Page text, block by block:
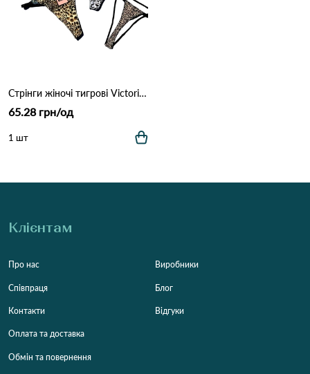
Стрінги жіночі тигрові Victoria 6033 7B Різні кольори
65.28 грн/од
1 шт
Клієнтам
Про нас
Співпраця
Контакти
Оплата та доставка
Обмін та повернення
Виробники
Блог
Відгуки